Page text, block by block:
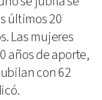
últimos 20
Las mujeres
años de aporte,
con 62